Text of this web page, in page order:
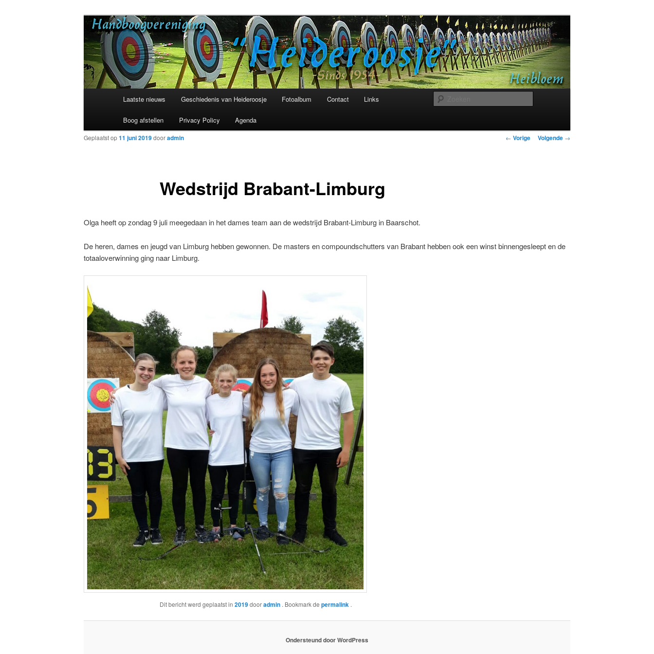
Handboogvereniging Heideroosje Heibloem
Sinds 1954
Laatste nieuws Geschiedenis van Heideroosje Fotoalbum Contact Links
Boog afstellen Privacy Policy Agenda
Bericht
← Vorige Volgende →
Wedstrijd Brabant-Limburg
Geplaatst op11 juni 2019dooradmin
Olga heeft op zondag 9 juli meegedaan in het dames team aan de wedstrijd Brabant-Limburg in Baarschot.
De heren, dames en jeugd van Limburg hebben gewonnen. De masters en compoundschutters van Brabant hebben ook een winst binnengesleept en de
totaaloverwinning ging naar Limburg.
Dit bericht werd geplaatst in 2019dooradmin . Bookmark de permalink .
Ondersteund door WordPress